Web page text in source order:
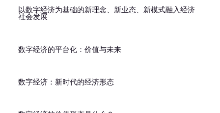
以数字经济为基础的新理念、新业态、新模式融入经济
社会发展
数字经济的平台化：价值与未来
数字经济：新时代的经济形态